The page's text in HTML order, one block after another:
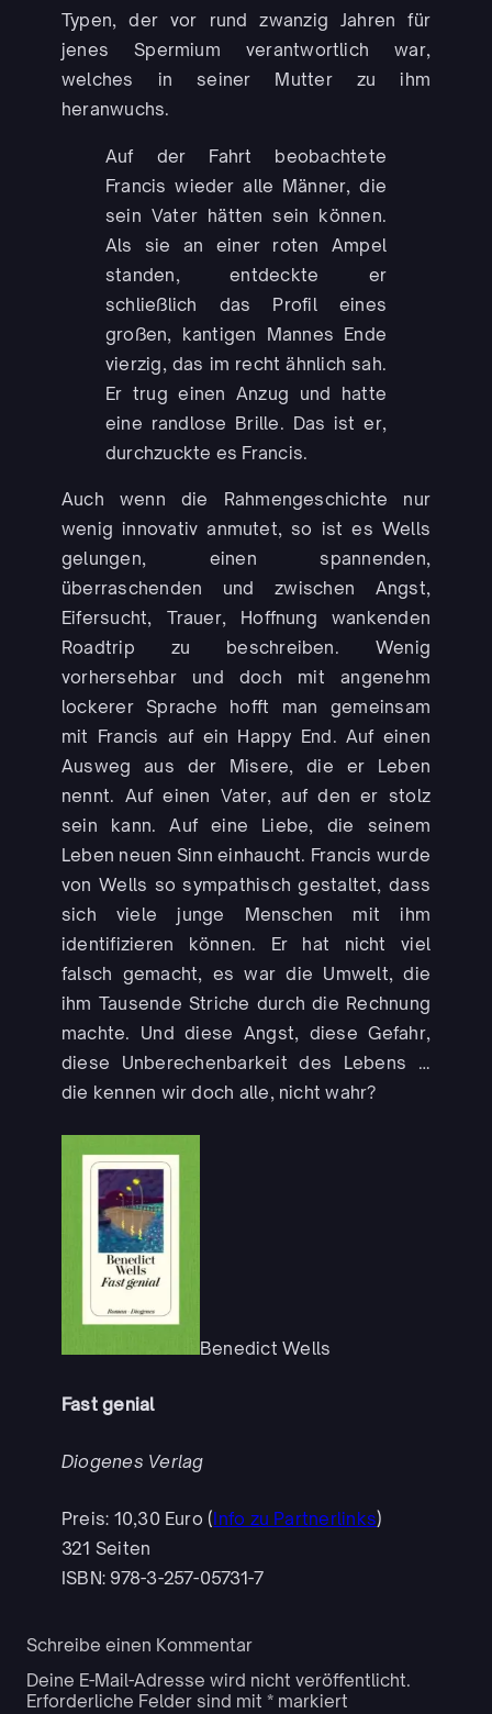
Typen, der vor rund zwanzig Jahren für
jenes Spermium verantwortlich war,
welches in seiner Mutter zu ihm
heranwuchs.
Auf der Fahrt beobachtete
Francis wieder alle Männer, die
sein Vater hätten sein können.
Als sie an einer roten Ampel
standen, entdeckte er
schließlich das Profil eines
großen, kantigen Mannes Ende
vierzig, das im recht ähnlich sah.
Er trug einen Anzug und hatte
eine randlose Brille. Das ist er,
durchzuckte es Francis.
Auch wenn die Rahmengeschichte nur
wenig innovativ anmutet, so ist es Wells
gelungen, einen spannenden,
überraschenden und zwischen Angst,
Eifersucht, Trauer, Hoffnung wankenden
Roadtrip zu beschreiben. Wenig
vorhersehbar und doch mit angenehm
lockerer Sprache hofft man gemeinsam
mit Francis auf ein Happy End. Auf einen
Ausweg aus der Misere, die er Leben
nennt. Auf einen Vater, auf den er stolz
sein kann. Auf eine Liebe, die seinem
Leben neuen Sinn einhaucht. Francis wurde
von Wells so sympathisch gestaltet, dass
sich viele junge Menschen mit ihm
identifizieren können. Er hat nicht viel
falsch gemacht, es war die Umwelt, die
ihm Tausende Striche durch die Rechnung
machte. Und diese Angst, diese Gefahr,
diese Unberechenbarkeit des Lebens …
die kennen wir doch alle, nicht wahr?
Benedict Wells
Fast genial
Diogenes Verlag
Preis: 10,30 Euro (Info zu Partnerlinks)
321 Seiten
ISBN: 978-3-257-05731-7
Schreibe einen Kommentar
Deine E-Mail-Adresse wird nicht veröffentlicht.
Erforderliche Felder sind mit * markiert